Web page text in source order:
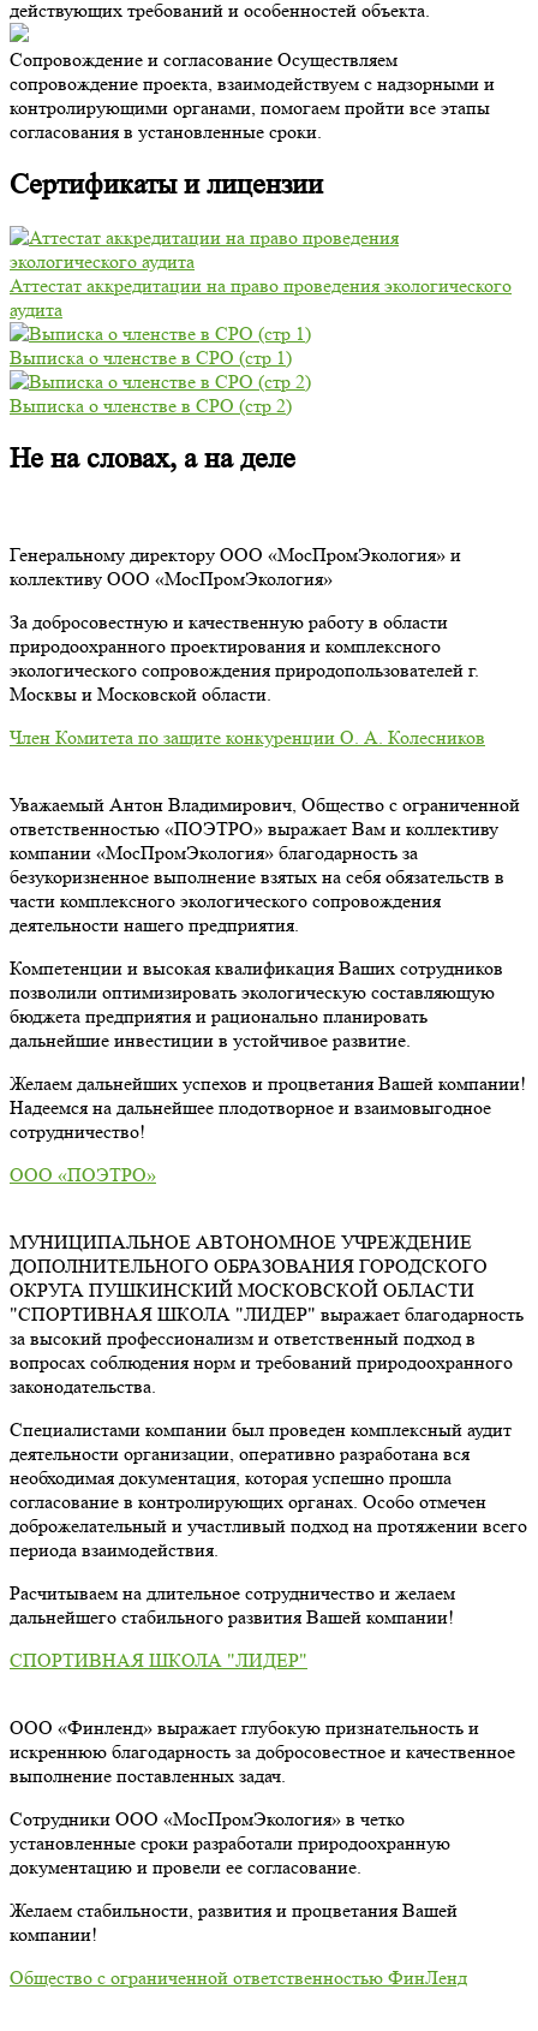
действующих требований и особенностей объекта.
Сопровождение и согласование Осуществляем
сопровождение проекта, взаимодействуем с надзорными и
контролирующими органами, помогаем пройти все этапы
согласования в установленные сроки.
Сертификаты и лицензии
Аттестат аккредитации на право проведения экологического
аудита
Выписка о членстве в СРО (стр 1)
Выписка о членстве в СРО (стр 2)
Не на словах, а на деле
Генеральному директору ООО «МосПромЭкология» и
коллективу ООО «МосПромЭкология»
За добросовестную и качественную работу в области
природоохранного проектирования и комплексного
экологического сопровождения природопользователей г.
Москвы и Московской области.
Член Комитета по защите конкуренции О. А. Колесников
Уважаемый Антон Владимирович, Общество с ограниченной
ответственностью «ПОЭТРО» выражает Вам и коллективу
компании «МосПромЭкология» благодарность за
безукоризненное выполнение взятых на себя обязательств в
части комплексного экологического сопровождения
деятельности нашего предприятия.
Компетенции и высокая квалификация Ваших сотрудников
позволили оптимизировать экологическую составляющую
бюджета предприятия и рационально планировать
дальнейшие инвестиции в устойчивое развитие.
Желаем дальнейших успехов и процветания Вашей компании!
Надеемся на дальнейшее плодотворное и взаимовыгодное
сотрудничество!
ООО «ПОЭТРО»
МУНИЦИПАЛЬНОЕ АВТОНОМНОЕ УЧРЕЖДЕНИЕ
ДОПОЛНИТЕЛЬНОГО ОБРАЗОВАНИЯ ГОРОДСКОГО
ОКРУГА ПУШКИНСКИЙ МОСКОВСКОЙ ОБЛАСТИ
"СПОРТИВНАЯ ШКОЛА "ЛИДЕР" выражает благодарность
за высокий профессионализм и ответственный подход в
вопросах соблюдения норм и требований природоохранного
законодательства.
Специалистами компании был проведен комплексный аудит
деятельности организации, оперативно разработана вся
необходимая документация, которая успешно прошла
согласование в контролирующих органах. Особо отмечен
доброжелательный и участливый подход на протяжении всего
периода взаимодействия.
Расчитываем на длительное сотрудничество и желаем
дальнейшего стабильного развития Вашей компании!
СПОРТИВНАЯ ШКОЛА "ЛИДЕР"
ООО «Финленд» выражает глубокую признательность и
искреннюю благодарность за добросовестное и качественное
выполнение поставленных задач.
Сотрудники ООО «МосПромЭкология» в четко
установленные сроки разработали природоохранную
документацию и провели ее согласование.
Желаем стабильности, развития и процветания Вашей
компании!
Общество с ограниченной ответственностью ФинЛенд